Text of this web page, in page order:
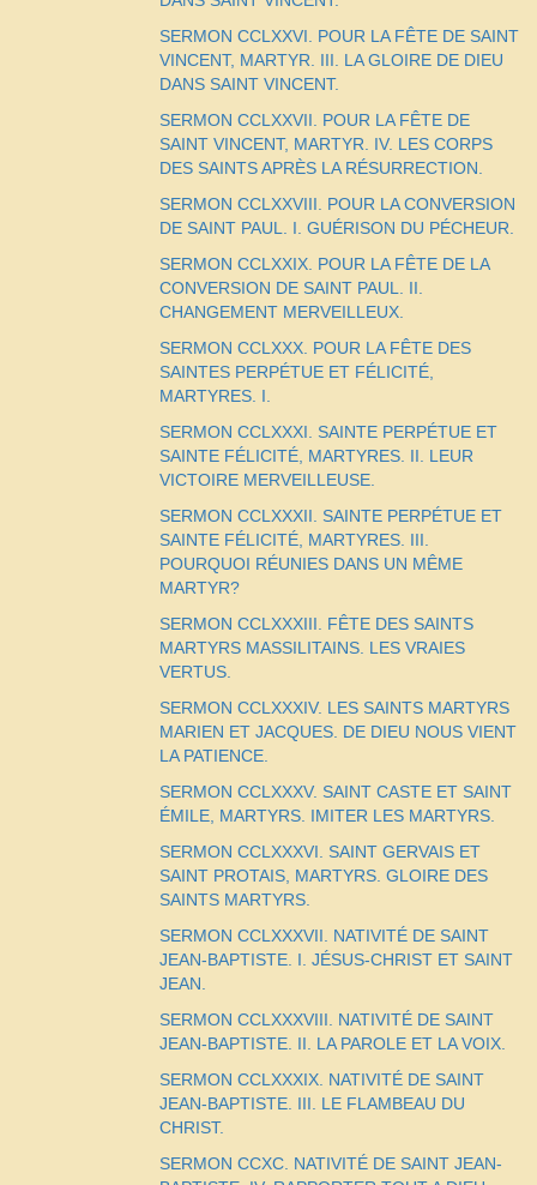
SERMON CCLXXVI. POUR LA FÊTE DE SAINT
VINCENT, MARTYR. III. LA GLOIRE DE DIEU
DANS SAINT VINCENT.
SERMON CCLXXVII. POUR LA FÊTE DE
SAINT VINCENT, MARTYR. IV. LES CORPS
DES SAINTS APRÈS LA RÉSURRECTION.
SERMON CCLXXVIII. POUR LA CONVERSION
DE SAINT PAUL. I. GUÉRISON DU PÉCHEUR.
SERMON CCLXXIX. POUR LA FÊTE DE LA
CONVERSION DE SAINT PAUL. II.
CHANGEMENT MERVEILLEUX.
SERMON CCLXXX. POUR LA FÊTE DES
SAINTES PERPÉTUE ET FÉLICITÉ,
MARTYRES. I.
SERMON CCLXXXI. SAINTE PERPÉTUE ET
SAINTE FÉLICITÉ, MARTYRES. II. LEUR
VICTOIRE MERVEILLEUSE.
SERMON CCLXXXII. SAINTE PERPÉTUE ET
SAINTE FÉLICITÉ, MARTYRES. III.
POURQUOI RÉUNIES DANS UN MÊME
MARTYR?
SERMON CCLXXXIII. FÊTE DES SAINTS
MARTYRS MASSILITAINS. LES VRAIES
VERTUS.
SERMON CCLXXXIV. LES SAINTS MARTYRS
MARIEN ET JACQUES. DE DIEU NOUS VIENT
LA PATIENCE.
SERMON CCLXXXV. SAINT CASTE ET SAINT
ÉMILE, MARTYRS. IMITER LES MARTYRS.
SERMON CCLXXXVI. SAINT GERVAIS ET
SAINT PROTAIS, MARTYRS. GLOIRE DES
SAINTS MARTYRS.
SERMON CCLXXXVII. NATIVITÉ DE SAINT
JEAN-BAPTISTE. I. JÉSUS-CHRIST ET SAINT
JEAN.
SERMON CCLXXXVIII. NATIVITÉ DE SAINT
JEAN-BAPTISTE. II. LA PAROLE ET LA VOIX.
SERMON CCLXXXIX. NATIVITÉ DE SAINT
JEAN-BAPTISTE. III. LE FLAMBEAU DU
CHRIST.
SERMON CCXC. NATIVITÉ DE SAINT JEAN-